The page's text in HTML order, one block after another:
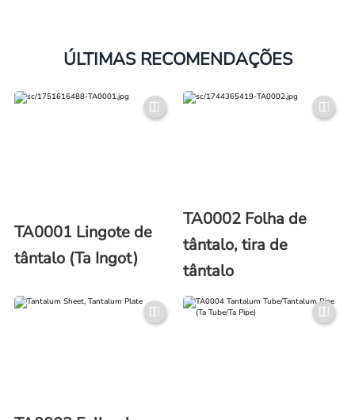
ÚLTIMAS RECOMENDAÇÕES
TA0001 Lingote de
tântalo (Ta Ingot)
TA0002 Folha de
tântalo, tira de
tântalo